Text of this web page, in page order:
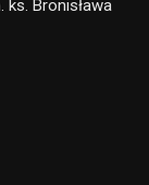
Bronisława